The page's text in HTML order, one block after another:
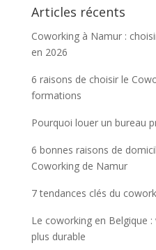
Articles récents
Coworking à Namur :
en 2026
6 raisons de choisir le
formations
Pourquoi louer un bureau
6 bonnes raisons de
Coworking de Namur
7 tendances clés du
Le coworking en Belgique
plus durable